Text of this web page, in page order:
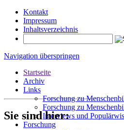
Kontakt
Impressum
Inhaltsverzeichnis
Navigation überspringen
Startseite
Archiv
Links
Forschung zu
Forschung zu
Interviews und
Forschung
Sie sind hier: